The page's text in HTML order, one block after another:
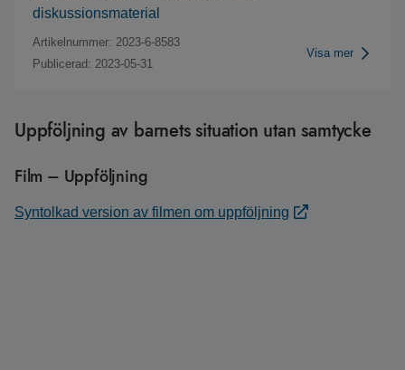
diskussionsmaterial
Artikelnummer: 2023-6-8583
Publicerad: 2023-05-31
Visa mer
Uppföljning av barnets situation utan samtycke
Film – Uppföljning
Syntolkad version av filmen om uppföljning